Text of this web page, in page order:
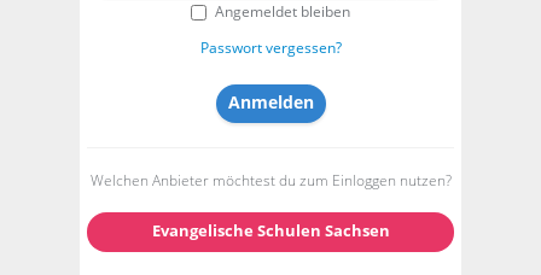
Angemeldet bleiben
Passwort vergessen?
Welchen Anbieter möchtest du zum Einloggen nutzen?
Evangelische Schulen Sachsen